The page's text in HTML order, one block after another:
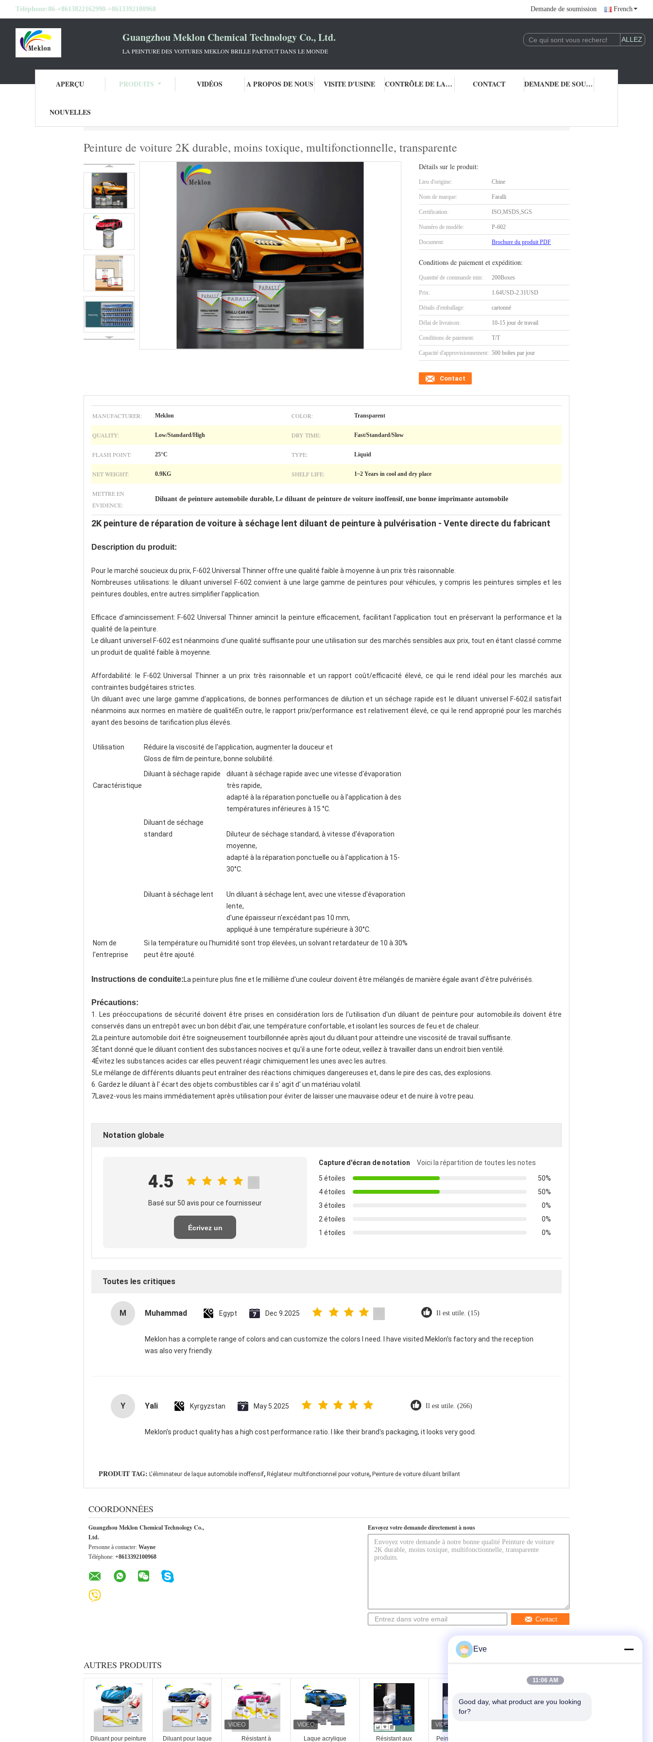
Téléphone:86-+8613822162990-+8613392100968 Demande de soumission French
Guangzhou Meklon Chemical Technology Co., Ltd.
LA PEINTURE DES VOITURES MEKLON BRILLE PARTOUT DANS LE MONDE
APERÇU PRODUITS VIDÉOS A PROPOS DE NOUS VISITE D'USINE CONTRÔLE DE LA QUALITÉ CONTACT DEMANDE DE SOUMISSION
NOUVELLES
Peinture de voiture 2K durable, moins toxique, multifonctionnelle, transparente
Détails sur le produit:
Lieu d'origine: Chine
Nom de marque: Faralli
Certification: ISO,MSDS,SGS
Numéro de modèle: P-602
Document: Brochure du produit PDF
Conditions de paiement et expédition:
Quantité de commande min: 200Boxes
Prix: 1.64USD-2.31USD
Détails d'emballage: cartonné
Délai de livraison: 10-15 jour de travail
Conditions de paiement: T/T
Capacité d'approvisionnement: 500 boîtes par jour
Contact
MANUFACTURER: Meklon COLOR: Transparent
QUALITY: Low/Standard/High DRY TIME: Fast/Standard/Slow
FLASH POINT: 25°C TYPE: Liquid
NET WEIGHT: 0.9KG SHELF LIFE: 1~2 Years in cool and dry place
METTRE EN
ÉVIDENCE:
Diluant de peinture automobile durable, Le diluant de peinture de voiture inoffensif, une bonne imprimante automobile
2K peinture de réparation de voiture à séchage lent diluant de peinture à pulvérisation - Vente directe du fabricant
Description du produit:
Pour le marché soucieux du prix, F-602 Universal Thinner offre une qualité faible à moyenne à un prix très raisonnable.
Nombreuses utilisations: le diluant universel F-602 convient à une large gamme de peintures pour véhicules, y compris les peintures simples et les
peintures doubles, entre autres.simplifier l'application.
Efficace d'amincissement: F-602 Universal Thinner amincit la peinture efficacement, facilitant l'application tout en préservant la performance et la
qualité de la peinture.
Le diluant universel F-602 est néanmoins d'une qualité suffisante pour une utilisation sur des marchés sensibles aux prix, tout en étant classé comme
un produit de qualité faible à moyenne.
Affordabilité: le F-602 Universal Thinner a un prix très raisonnable et un rapport coût/efficacité élevé, ce qui le rend idéal pour les marchés aux
contraintes budgétaires strictes.
Un diluant avec une large gamme d'applications, de bonnes performances de dilution et un séchage rapide est le diluant universel F-602.il satisfait
néanmoins aux normes en matière de qualitéEn outre, le rapport prix/performance est relativement élevé, ce qui le rend approprié pour les marchés
ayant des besoins de tarification plus élevés.
Utilisation
Réduire la viscosité de l'application, augmenter la douceur et
Gloss de film de peinture, bonne solubilité.
Caractéristique
Diluant à séchage rapide
diluant à séchage rapide avec une vitesse d'évaporation
très rapide,
adapté à la réparation ponctuelle ou à l'application à des
températures inférieures à 15 °C.
Diluant de séchage
standard
Diluteur de séchage standard, à vitesse d'évaporation
moyenne,
adapté à la réparation ponctuelle ou à l'application à 15-
30°C.
Diluant à séchage lent
Un diluant à séchage lent, avec une vitesse d'évaporation
lente,
d'une épaisseur n'excédant pas 10 mm,
appliqué à une température supérieure à 30°C.
Nom de
l'entreprise
Si la température ou l'humidité sont trop élevées, un solvant retardateur de 10 à 30%
peut être ajouté.
Instructions de conduite:La peinture plus fine et le millième d'une couleur doivent être mélangés de manière égale avant d'être pulvérisés.
Précautions:
1. Les préoccupations de sécurité doivent être prises en considération lors de l'utilisation d'un diluant de peinture pour automobile.ils doivent être
conservés dans un entrepôt avec un bon débit d'air, une température confortable, et isolant les sources de feu et de chaleur.
2La peinture automobile doit être soigneusement tourbillonnée après ajout du diluant pour atteindre une viscosité de travail suffisante.
3Étant donné que le diluant contient des substances nocives et qu'il a une forte odeur, veillez à travailler dans un endroit bien ventilé.
4Évitez les substances acides car elles peuvent réagir chimiquement les unes avec les autres.
5Le mélange de différents diluants peut entraîner des réactions chimiques dangereuses et, dans le pire des cas, des explosions.
6. Gardez le diluant à l' écart des objets combustibles car il s' agit d' un matériau volatil.
7Lavez-vous les mains immédiatement après utilisation pour éviter de laisser une mauvaise odeur et de nuire à votre peau.
Notation globale
4.5
Basé sur 50 avis pour ce fournisseur
Écrivez un
Capture d'écran de notation
Voici la répartition de toutes les notes
5 étoiles
50%
4 étoiles
50%
3 étoiles
0%
2 étoiles
0%
1 étoiles
0%
Toutes les critiques
M Muhammad Egypt Dec 9.2025 Il est utile. (15)
Meklon has a complete range of colors and can customize the colors I need. I have visited Meklon's factory and the reception
was also very friendly.
Y Yali Kyrgyzstan May 5.2025 Il est utile. (266)
Meklon's product quality has a high cost performance ratio. I like their brand's packaging, it looks very good.
PRODUIT TAG: L'éliminateur de laque automobile inoffensif, Réglateur multifonctionnel pour voiture, Peinture de voiture diluant brillant
COORDONNÉES
Guangzhou Meklon Chemical Technology Co.,
Ltd.
Personne à contacter: Wayne
Téléphone: +8613392100968
Envoyez votre demande directement à nous
Contact
AUTRES PRODUITS
Diluant pour peinture Diluant pour laque Résistant à Laque acrylique Résistant aux Peinture automobile
Eve
11:06 AM
Good day, what product are you looking
for?